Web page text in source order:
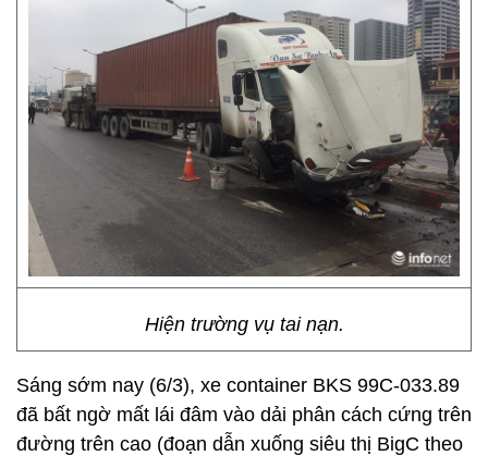
Hiện trường vụ tai nạn.
Sáng sớm nay (6/3), xe container BKS 99C-033.89
đã bất ngờ mất lái đâm vào dải phân cách cứng trên
đường trên cao (đoạn dẫn xuống siêu thị BigC theo